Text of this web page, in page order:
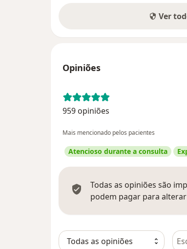
Ver
Opiniões
959 opiniões
Mais mencionado pelos pacientes
Atencioso durante a consulta
Todas as opiniões são
podem pagar para